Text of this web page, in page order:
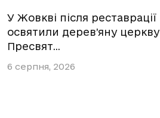
У Жовкві після реставрації
освятили дерев’яну церкву
Пресвят…
6 серпня, 2026